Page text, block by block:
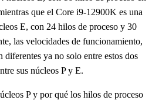
que el Core i9-12900K es una
E, con 24 hilos de proceso y 30
las velocidades de funcionamiento,
diferentes ya no solo entre estos dos
sus núcleos P y E.
P y por qué los hilos de proceso